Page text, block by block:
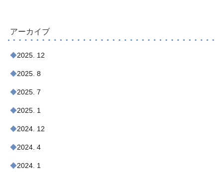
アーカイブ
2025. 12
2025. 8
2025. 7
2025. 1
2024. 12
2024. 4
2024. 1